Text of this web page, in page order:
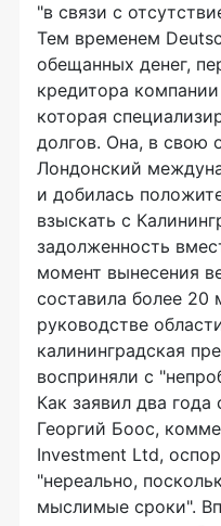
"в связи с
Тем временем
обещанных денег,
кредитора
которая
долгов. Она, в свою
Лондонский
и добилась
взыскать с
задолженность
момент вынесения
составила более 20
руководстве
калининградская
восприняли с
Как заявил два года
Георгий Боос,
Investment Ltd,
"нереально,
мыслимые сроки".